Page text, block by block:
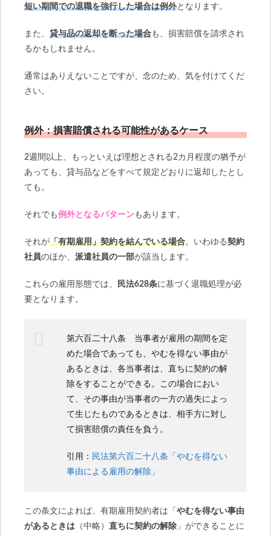
短い期間での退職を強行した場合は例外となります。
また、 貸与品の返却を断った場合も、損害賠償を請求され
るかもしれません。
通常はありえないことですが、念のため、気を付けてくだ
さい。
例外：損害賠償される可能性があるケース
2週間以上、もっといえば理想とされる2カ月程度の猶予が
あっても、貸与品などをすべて規定どおりに返却したとし
ても。
それでも例外となるパターンもあります。
それが「有期雇用」契約を結んでいる場合。いわゆる契約
社員のほか、 派遣社員の一部が該当します。
これらの雇用形態では、 民法628条に基づく退職処理が必
要となります。
第六百二十八条 当事者が雇用の期間を定
めた場合であっても、やむを得ない事由が
あるときは、各当事者は、直ちに契約の解
除をすることができる。この場合におい
て、その事由が当事者の一方の過失によっ
て生じたものであるときは、相手方に対し
て損害賠償の責任を負う。
引用： 民法第六百二十八条「やむを得ない
事由による雇用の解除」
この条文によれば、有期雇用契約者は「 やむを得ない事由
があるときは （中略） 直ちに契約の解除 」ができることに